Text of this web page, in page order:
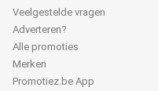
Veelgestelde vragen
Adverteren?
Alle promoties
Merken
Promotiez.be App